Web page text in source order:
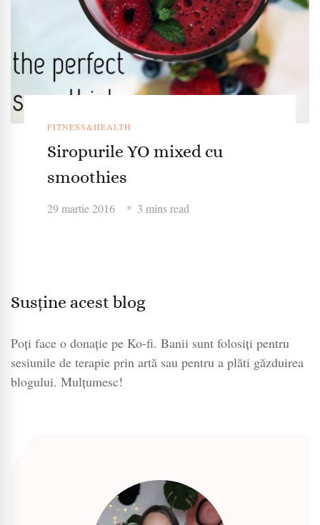
FITNESS&HEALTH
Siropurile YO mixed cu
smoothies
29 martie 2016 3 mins read
Susține acest blog
Poți face o donație pe Ko-fi. Banii sunt folosiți pentru
sesiunile de terapie prin artă sau pentru a plăti găzduirea
blogului. Mulțumesc!